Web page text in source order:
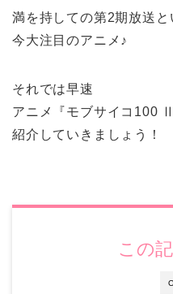
満を持しての第2期放送と
今大注目のアニメ♪
それでは早速
アニメ『モブサイコ100
紹介していきましょう！
この